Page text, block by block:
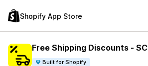
Shopify App Store
Free Shipping Discounts ‑ SC
Built for Shopify